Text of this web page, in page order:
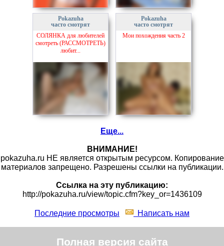
Pokazuha
часто смотрят
СОЛЯНКА для любителей
смотреть (РАССМОТРЕТЬ)
любит...
Pokazuha
часто смотрят
Мои похождения часть 2
Еще...
ВНИМАНИЕ!
pokazuha.ru НЕ является открытым ресурсом. Копирование
материалов запрещено. Разрешены ссылки на публикации.
Ссылка на эту публикацию:
http://pokazuha.ru/view/topic.cfm?key_or=1436109
Последние просмотры Написать нам
Полная версия сайта